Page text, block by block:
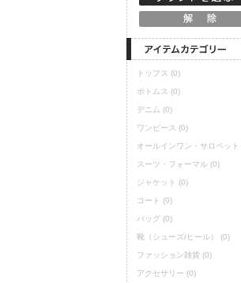
トップス (0)
ボトムス (0)
デニム (0)
ワンピース (0)
オールインワン・サロペット
スーツ・フォーマル (0)
ジャケット (0)
コート (0)
バッグ (0)
靴（シューズ/ヒール） (0)
ファッション雑貨 (0)
アクセサリー (0)